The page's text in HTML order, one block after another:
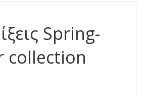
Spring-
collection